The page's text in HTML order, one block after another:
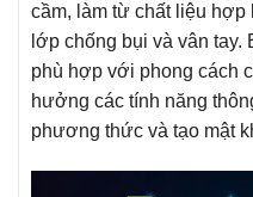
cầm, làm từ chất liệu
lớp chống bụi và vân
phù hợp với phong cách
hưởng các tính năng
phương thức và tạo mật